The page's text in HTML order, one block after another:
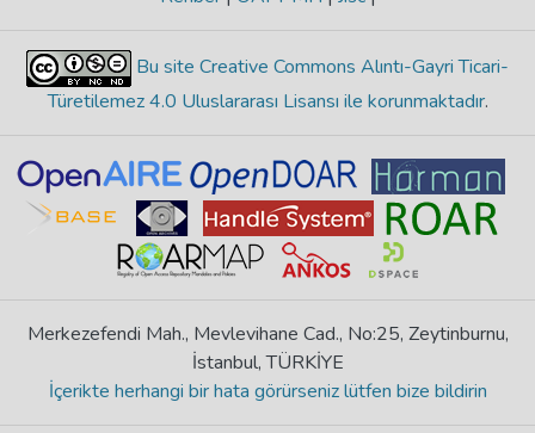
Bu site Creative Commons Alıntı-Gayri Ticari-
Türetilemez 4.0 Uluslararası Lisansı ile korunmaktadır.
Merkezefendi Mah., Mevlevihane Cad., No:25, Zeytinburnu,
İstanbul, TÜRKİYE
İçerikte herhangi bir hata görürseniz lütfen bize bildirin